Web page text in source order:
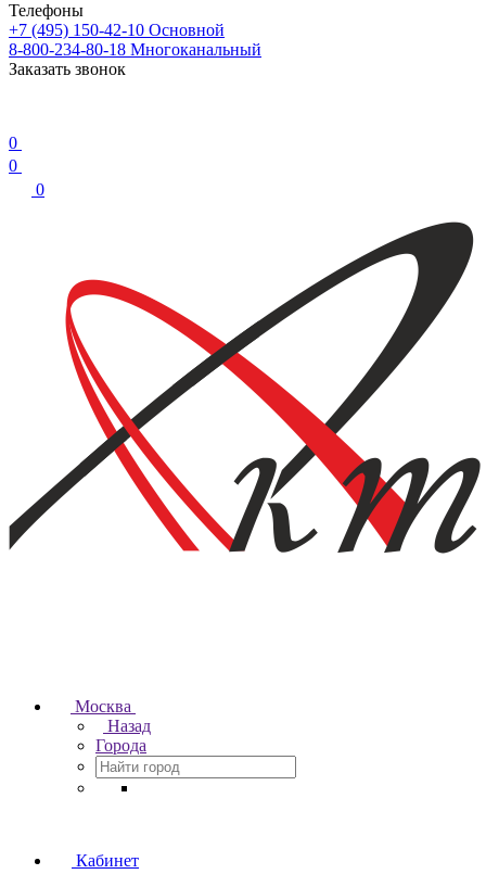
Телефоны
+7 (495) 150-42-10 Основной
8-800-234-80-18 Многоканальный
Заказать звонок
0
0
0
Москва
Назад
Города
Кабинет